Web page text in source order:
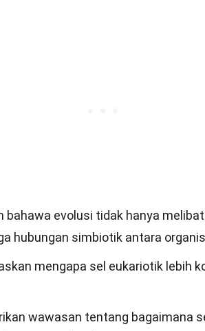
bahawa evolusi tidak hanya
hubungan simbiotik antara
mengapa sel eukariotik lebih
wawasan tentang bagaimana